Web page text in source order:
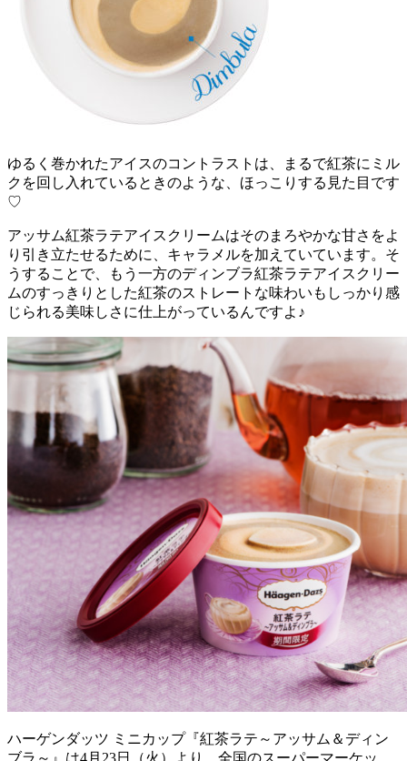
ゆるく巻かれたアイスのコントラストは、まるで紅茶にミル
クを回し入れているときのような、ほっこりする見た目です
♡
アッサム紅茶ラテアイスクリームはそのまろやかな甘さをよ
り引き立たせるために、キャラメルを加えていています。そ
うすることで、もう一方のディンブラ紅茶ラテアイスクリー
ムのすっきりとした紅茶のストレートな味わいもしっかり感
じられる美味しさに仕上がっているんですよ♪
ハーゲンダッツ ミニカップ『紅茶ラテ～アッサム＆ディン
ブラ～』は4月23日（火）より、全国のスーパーマーケッ